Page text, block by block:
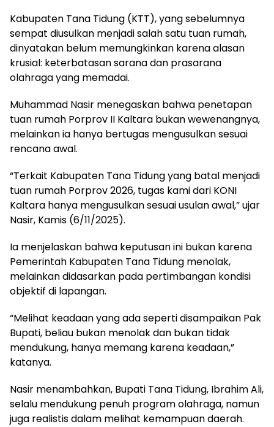
Kabupaten Tana Tidung (KTT), yang sebelumnya
sempat diusulkan menjadi salah satu tuan rumah,
dinyatakan belum memungkinkan karena alasan
krusial: keterbatasan sarana dan prasarana
olahraga yang memadai.
Muhammad Nasir menegaskan bahwa penetapan
tuan rumah Porprov II Kaltara bukan wewenangnya,
melainkan ia hanya bertugas mengusulkan sesuai
rencana awal.
“Terkait Kabupaten Tana Tidung yang batal menjadi
tuan rumah Porprov 2026, tugas kami dari KONI
Kaltara hanya mengusulkan sesuai usulan awal,” ujar
Nasir, Kamis (6/11/2025).
Ia menjelaskan bahwa keputusan ini bukan karena
Pemerintah Kabupaten Tana Tidung menolak,
melainkan didasarkan pada pertimbangan kondisi
objektif di lapangan.
“Melihat keadaan yang ada seperti disampaikan Pak
Bupati, beliau bukan menolak dan bukan tidak
mendukung, hanya memang karena keadaan,”
katanya.
Nasir menambahkan, Bupati Tana Tidung, Ibrahim Ali,
selalu mendukung penuh program olahraga, namun
juga realistis dalam melihat kemampuan daerah.